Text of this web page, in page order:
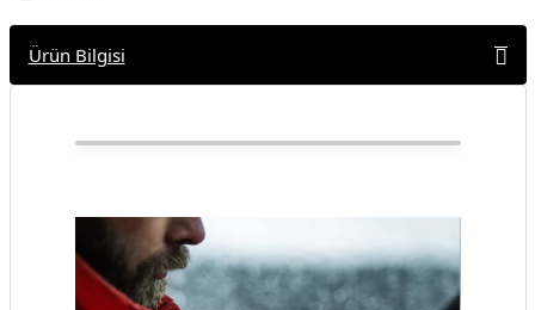
Ürün Bilgisi